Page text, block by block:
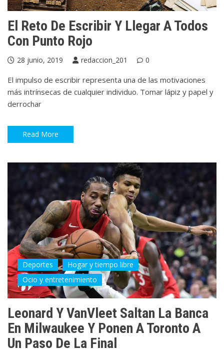
El Reto De Escribir Y Llegar A Todos
Con Punto Rojo
28 junio, 2019 redaccion_201 0
El impulso de escribir representa una de las motivaciones
más intrínsecas de cualquier individuo. Tomar lápiz y papel y
derrochar
Read More
Deportes
Hogar y tiempo libre
Ocio y entretenimiento
Leonard Y VanVleet Saltan La Banca
En Milwaukee Y Ponen A Toronto A
Un Paso De La Final